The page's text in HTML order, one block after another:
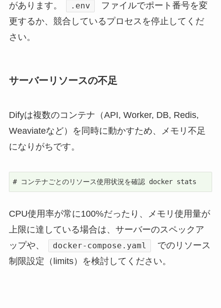
があります。
.env
ファイルでポート番号を変
更するか、競合しているプロセスを停止してくだ
さい。
サーバーリソースの不足
Difyは複数のコンテナ（API, Worker, DB, Redis,
Weaviateなど）を同時に動かすため、メモリ不足
になりがちです。
# コンテナごとのリソース使用状況を確認 docker stats
CPU使用率が常に100%だったり、メモリ使用量が
上限に達している場合は、サーバーのスペックア
ップや、
docker-compose.yaml
でのリソース
制限設定（limits）を検討してください。